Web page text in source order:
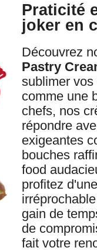
Praticité
joker en
Découvrez
Pastry
sublimer
comme une
chefs, nos
répondre
exigeantes
bouches
food
profitez
gain de
de
fait votre